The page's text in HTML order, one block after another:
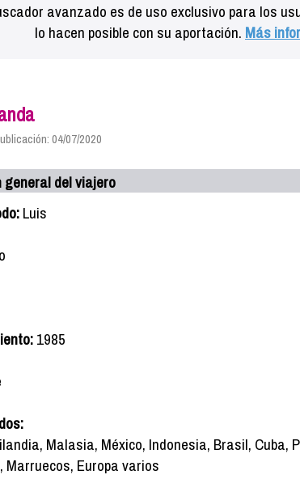
avanzado es de uso exclusivo para los
lo hacen posible con su aportación. Más
04/07/2020
general del viajero
Luis
1985
Malasia, México, Indonesia, Brasil, Cuba,
Marruecos, Europa varios